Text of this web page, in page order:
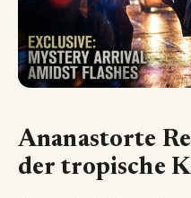
Ananastorte
der tropische